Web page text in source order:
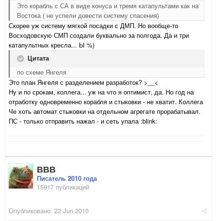
Это корабль с СА в виде конуса и тремя катапультами как на
Востока ( не успели довести систему спасения)
Скорее уж систему мягкой посадки с ДМП. Но вообще-то
Восходовскую СМП создали буквально за полгода. Да и три
катапультных кресла... Ы %)
Цитата
по схеме Янгеля
Это план Янгеля с разделением разработок? >__<
Ну и по срокам, коллега... уж на что я оптимист, да. Но год на
отработку одновременно корабля и стыковки - не хватит. Коллега
Че хоть автомат стыковки на отдельном агрегате прорабатывал.
ПС - только отправить нажал - и сеть упала :blink:
ВВВ
Писатель 2010 года
15917 публикаций
Опубликовано: 22 Jun 2010